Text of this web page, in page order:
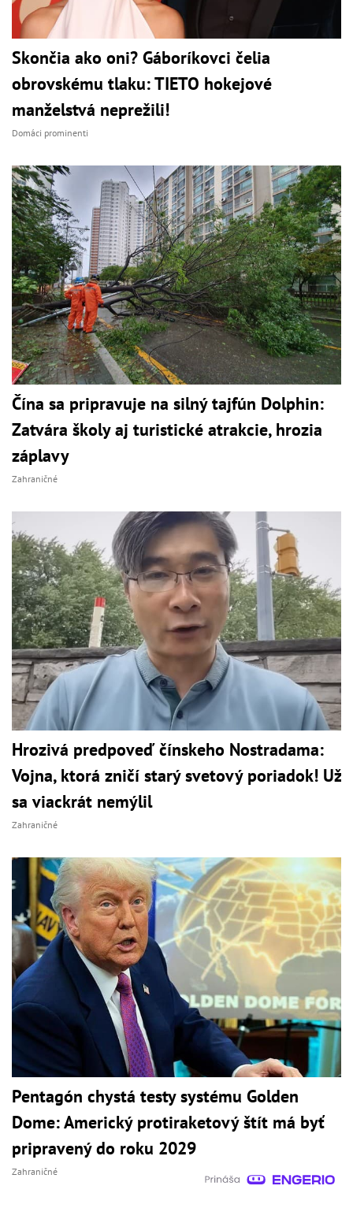
Skončia ako oni? Gáboríkovci čelia
obrovskému tlaku: TIETO hokejové
manželstvá neprežili!
Domáci prominenti
Čína sa pripravuje na silný tajfún Dolphin:
Zatvára školy aj turistické atrakcie, hrozia
záplavy
Zahraničné
Hrozivá predpoveď čínskeho Nostradama:
Vojna, ktorá zničí starý svetový poriadok! Už
sa viackrát nemýlil
Zahraničné
Pentagón chystá testy systému Golden
Dome: Americký protiraketový štít má byť
pripravený do roku 2029
Zahraničné